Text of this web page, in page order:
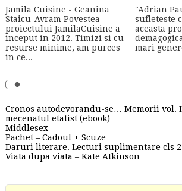
Jamila Cuisine - Geanina
Staicu-Avram Povestea
proiectului JamilaCuisine a
inceput in 2012. Timizi si cu
resurse minime, am purces
in ce...
"Adrian
sufleteste
aceasta
mari
Cronos autodevorandu-se… Memorii vol.
mecenatul etatist (ebook)
Middlesex
Pachet – Cadoul + Scuze
Daruri literare. Lecturi suplimentare cls 2
Viata dupa viata – Kate Atkinson